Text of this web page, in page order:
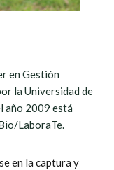
en Gestión
la Universidad de
año 2009 está
LaboraTe.
en la captura y